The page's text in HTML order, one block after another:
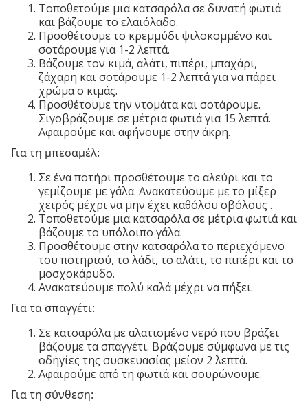
Τοποθετούμε μια κατσαρόλα σε δυνατή φωτιά
και βάζουμε το ελαιόλαδο.
Προσθέτουμε το κρεμμύδι ψιλοκομμένο και
σοτάρουμε για 1-2 λεπτά.
Βάζουμε τον κιμά, αλάτι, πιπέρι, μπαχάρι,
ζάχαρη και σοτάρουμε 1-2 λεπτά για να πάρει
χρώμα ο κιμάς.
Προσθέτουμε την ντομάτα και σοτάρουμε.
Σιγοβράζουμε σε μέτρια φωτιά για 15 λεπτά.
Αφαιρούμε και αφήνουμε στην άκρη.
Για τη μπεσαμέλ:
Σε ένα ποτήρι προσθέτουμε το αλεύρι και το
γεμίζουμε με γάλα. Ανακατεύουμε με το μίξερ
χειρός μέχρι να μην έχει καθόλου σβόλους .
Τοποθετούμε μια κατσαρόλα σε μέτρια φωτιά και
βάζουμε το υπόλοιπο γάλα.
Προσθέτουμε στην κατσαρόλα το περιεχόμενο
του ποτηριού, το λάδι, το αλάτι, το πιπέρι και το
μοσχοκάρυδο.
Ανακατεύουμε πολύ καλά μέχρι να πήξει.
Για τα σπαγγέτι:
Σε κατσαρόλα με αλατισμένο νερό που βράζει
βάζουμε τα σπαγγέτι. Βράζουμε σύμφωνα με τις
οδηγίες της συσκευασίας μείον 2 λεπτά.
Αφαιρούμε από τη φωτιά και σουρώνουμε.
Για τη σύνθεση: